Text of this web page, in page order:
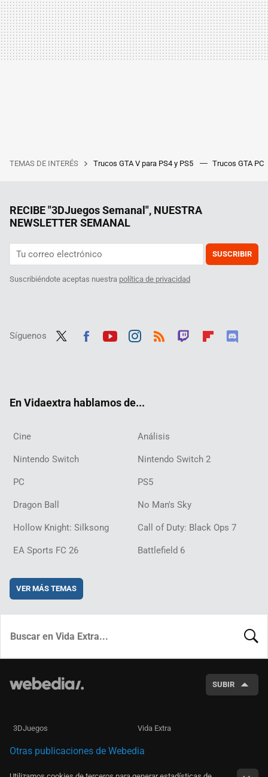
TEMAS DE INTERÉS Trucos GTA V para PS4 y PS5 Trucos GTA PC
RECIBE "3DJuegos Semanal", NUESTRA
NEWSLETTER SEMANAL
SUSCRIBIR
Suscribiéndote aceptas nuestra política de privacidad
Síguenos
En Vidaextra hablamos de...
Cine Análisis
Nintendo Switch Nintendo Switch 2
PC PS5
Dragon Ball No Man's Sky
Hollow Knight: Silksong Call of Duty: Black Ops 7
EA Sports FC 26 Battlefield 6
VER MÁS TEMAS
SUBIR
3DJuegos Vida Extra
Otras publicaciones de Webedia